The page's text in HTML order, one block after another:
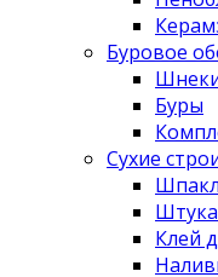
Буровое
Буры
Сухие
Клей